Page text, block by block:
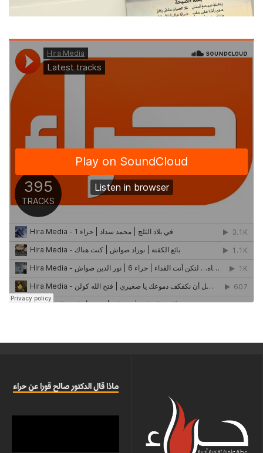
ماذا قال الدكتور صالح قورا عن حراء